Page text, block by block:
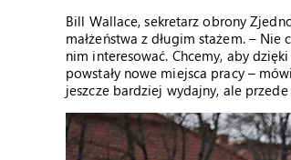
Bill Wallace, sekretarz obrony
małżeństwa z długim stażem. –
nim interesować. Chcemy, aby
powstały nowe miejsca pracy –
jeszcze bardziej wydajny, ale